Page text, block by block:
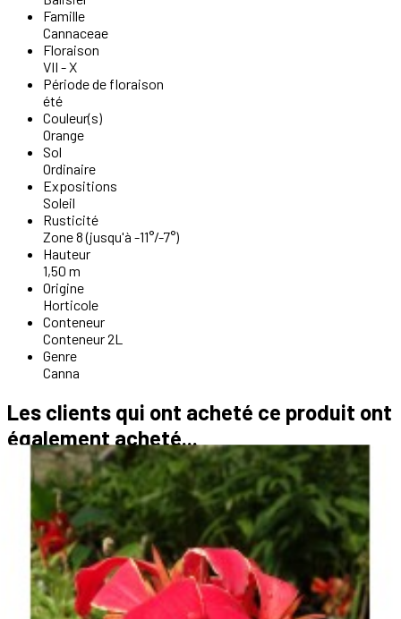
Famille
Cannaceae
Floraison
VII - X
Période de floraison
été
Couleur(s)
Orange
Sol
Ordinaire
Expositions
Soleil
Rusticité
Zone 8 (jusqu'à -11°/-7°)
Hauteur
1,50 m
Origine
Horticole
Conteneur
Conteneur 2L
Genre
Canna
Les clients qui ont acheté ce produit ont
également acheté...